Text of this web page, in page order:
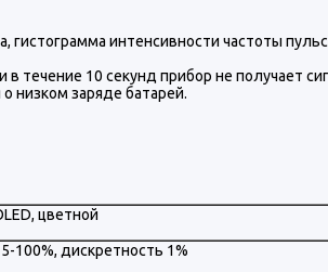
интенсивности частоты
течение 10 секунд прибор не получает
низком заряде батарей.
цветной
100%, дискретность 1%